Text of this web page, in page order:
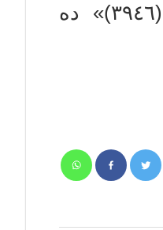
(ئىمام تەبرانى توپلىغان؛ ئىمام ئەلبانى «السلسلة الصحيحة (٣٩٤٦)» دە